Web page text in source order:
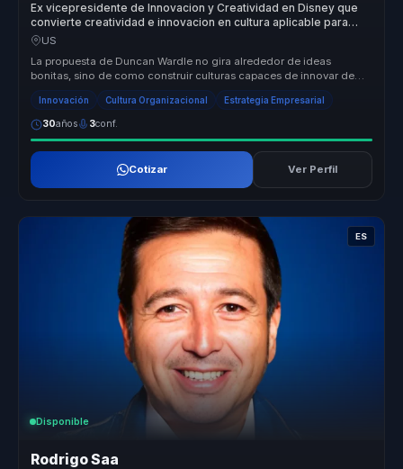
Ex vicepresidente de Innovacion y Creatividad en Disney que
convierte creatividad e innovacion en cultura aplicable para
lideres que deben reinventarse.
US
La propuesta de Duncan Wardle no gira alrededor de ideas
bonitas, sino de como construir culturas capaces de innovar de
forma sostenida. ...
Innovación Cultura Organizacional Estrategia Empresarial
30años 3conf.
Cotizar Ver Perfil
ES
Disponible
Rodrigo Saa